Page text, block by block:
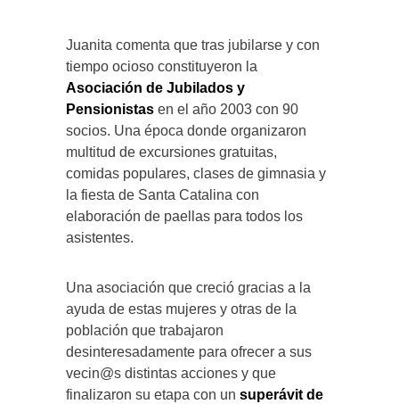
Juanita comenta que tras jubilarse y con
tiempo ocioso constituyeron la
Asociación de Jubilados y
Pensionistas en el año 2003 con 90
socios. Una época donde organizaron
multitud de excursiones gratuitas,
comidas populares, clases de gimnasia y
la fiesta de Santa Catalina con
elaboración de paellas para todos los
asistentes.
Una asociación que creció gracias a la
ayuda de estas mujeres y otras de la
población que trabajaron
desinteresadamente para ofrecer a sus
vecin@s distintas acciones y que
finalizaron su etapa con un superávit de